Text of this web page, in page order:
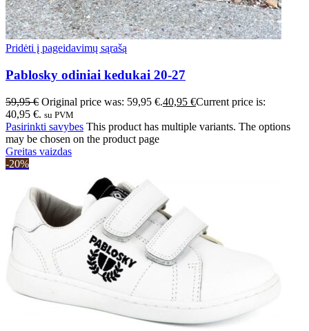
Pridėti į pageidavimų sąrašą
Pablosky odiniai kedukai 20-27
59,95€ Original price was: 59,95 €.40,95 €Current price is:
40,95 €. su PVM
Pasirinkti savybes This product has multiple variants. The options
may be chosen on the product page
Greitas vaizdas
-20%